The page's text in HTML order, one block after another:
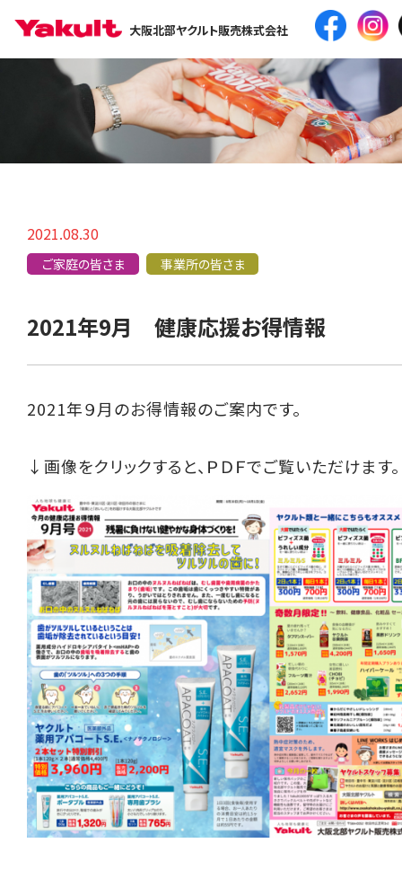
大阪北部ヤクルト販売株式会社
2021.08.30
ご家庭の皆さま 事業所の皆さま
2021年9月 健康応援お得情報
2021年９月のお得情報のご案内です。
↓画像をクリックすると、ＰＤＦでご覧いただけます。